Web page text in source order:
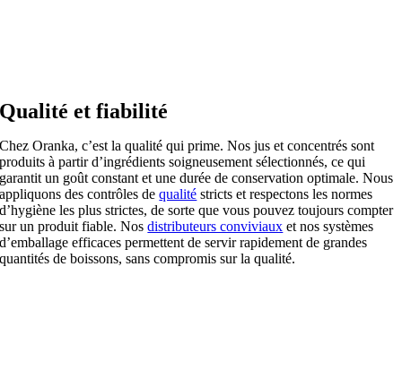
Qualité et fiabilité
Chez Oranka, c’est la qualité qui prime. Nos jus et concentrés sont
produits à partir d’ingrédients soigneusement sélectionnés, ce qui
garantit un goût constant et une durée de conservation optimale. Nous
appliquons des contrôles dequalité stricts et respectons les normes
d’hygiène les plus strictes, de sorte que vous pouvez toujours compter
sur un produit fiable. Nosdistributeurs conviviaux et nos systèmes
d’emballage efficaces permettent de servir rapidement de grandes
quantités de boissons, sans compromis sur la qualité.